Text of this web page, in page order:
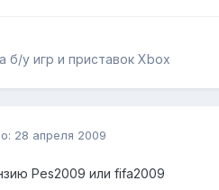
б/у игр и приставок Xbox
28 апреля 2009
Pes2009 или fifa2009